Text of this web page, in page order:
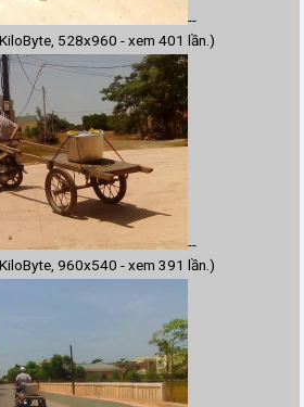
--
528x960 - xem 401 lần.)
--
960x540 - xem 391 lần.)